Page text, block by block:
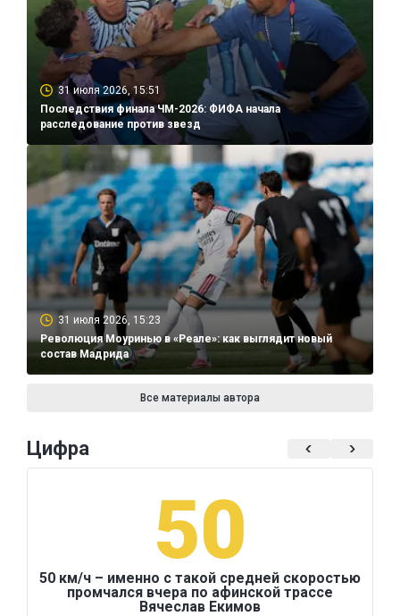
31 июля 2026, 15:51
Последствия финала ЧМ-2026: ФИФА начала
расследование против звезд
31 июля 2026, 15:23
Революция Моуринью в «Реале»: как выглядит новый
состав Мадрида
Все материалы автора
Цифра
50
50 км/ч – именно с такой средней скоростью
промчался вчера по афинской трассе
Вячеслав Екимов